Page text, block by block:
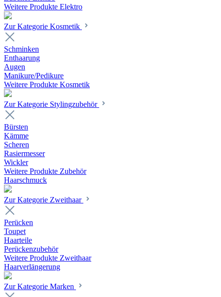
Weitere Produkte Elektro
Zur Kategorie Kosmetik
Schminken
Enthaarung
Augen
Manikure/Pedikure
Weitere Produkte Kosmetik
Zur Kategorie Stylingzubehör
Bürsten
Kämme
Scheren
Rasiermesser
Wickler
Weitere Produkte Zubehör
Haarschmuck
Zur Kategorie Zweithaar
Perücken
Toupet
Haarteile
Perückenzubehör
Weitere Produkte Zweithaar
Haarverlängerung
Zur Kategorie Marken